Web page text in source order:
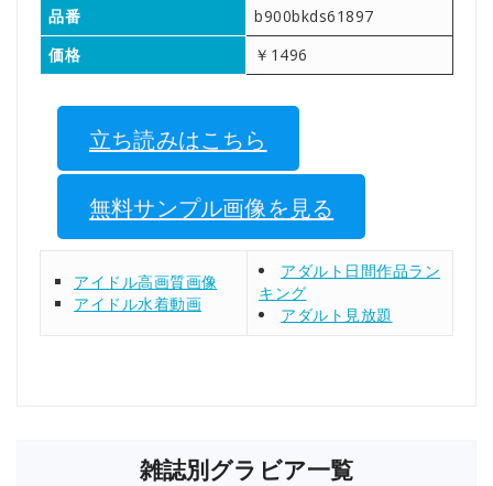
品番
b900bkds61897
価格
￥1496
立ち読みはこちら
無料サンプル画像を見る
アイドル高画質画像
アイドル水着動画
アダルト日間作品ラン
キング
アダルト見放題
雑誌別グラビア一覧